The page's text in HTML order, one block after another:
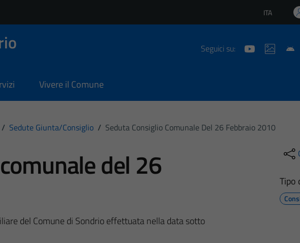
Lingua
ITA
Seguici su:
Vivere il Comune
/ Sedute Giunta/consiglio / Seduta Consiglio Comunale Del 26 Febbraio 2010
del 26
del Comune di Sondrio effettuata nella data sotto
Tipo